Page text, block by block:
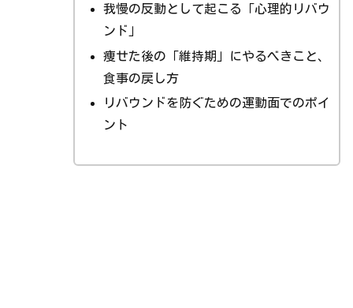
我慢の反動として起こる「心理的リバウ
ンド」
痩せた後の「維持期」にやるべきこと、
食事の戻し方
リバウンドを防ぐための運動面でのポイ
ント